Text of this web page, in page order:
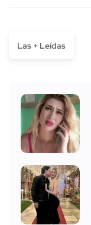
Las + Leídas